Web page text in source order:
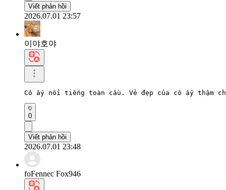
Viết phản hồi
2026.07.01 23:57
이야호야
Cô ấy nổi tiếng toàn cầu. Vẻ đẹp của cô ấy thậm
0
Viết phản hồi
2026.07.01 23:48
foFennec Fox946